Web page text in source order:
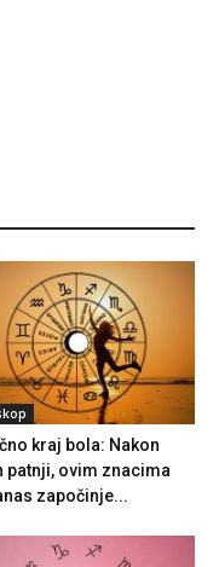
kraj bola: Nakon
patnji, ovim znacima
započinje...